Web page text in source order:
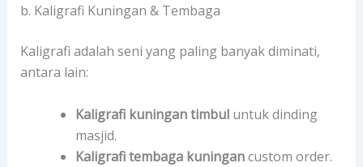
b. Kaligrafi Kuningan & Tembaga
Kaligrafi adalah seni yang paling banyak diminati,
antara lain:
Kaligrafi kuningan timbuluntuk dinding
masjid.
Kaligrafi tembaga kuningancustom order.